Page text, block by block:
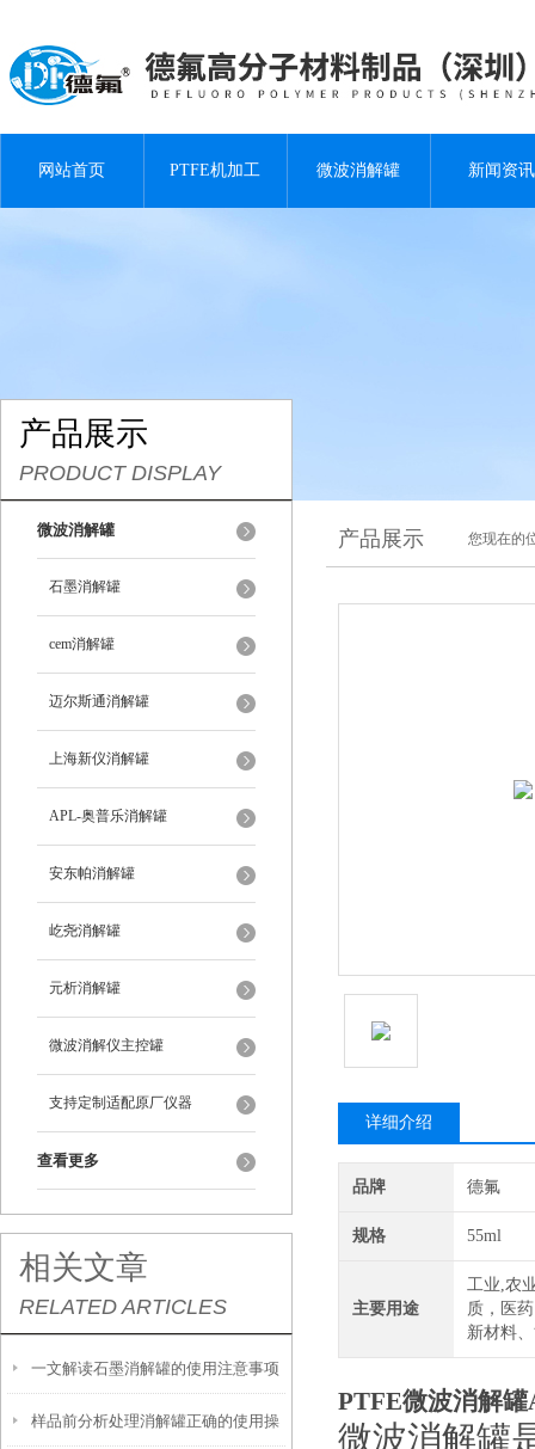
网站首页 PTFE机加工 微波消解罐 新闻资讯
产品展示
PRODUCT DISPLAY
微波消解罐
石墨消解罐
cem消解罐
迈尔斯通消解罐
上海新仪消解罐
APL-奥普乐消解罐
安东帕消解罐
屹尧消解罐
元析消解罐
微波消解仪主控罐
支持定制适配原厂仪器
查看更多
相关文章
RELATED ARTICLES
一文解读石墨消解罐的使用注意事项
样品前分析处理消解罐正确的使用操
产品展示 您现在的
详细介绍
品牌 德氟
规格 55ml
主要用途
工业,农
质，医
新材料
PTFE微波消解
微波消解罐